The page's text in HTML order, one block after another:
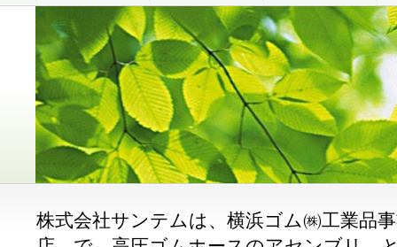
株式会社サンテムは、横浜ゴム㈱工業品